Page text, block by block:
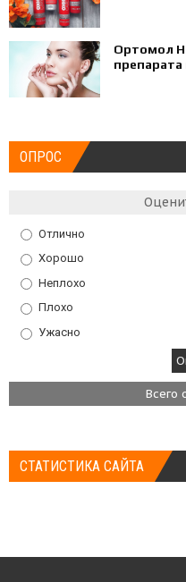
Ортомол
препарата
ОПРОС
Отлично
Хорошо
Неплохо
Плохо
Ужасно
Всего
СТАТИСТИКА САЙТА